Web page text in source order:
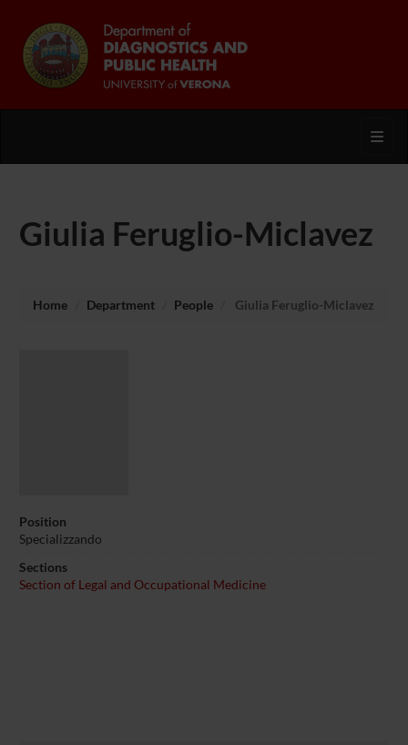
Giulia Feruglio-Miclavez
Home Department People Giulia Feruglio-Miclavez
Position
Specializzando
Sections
Section of Legal and Occupational Medicine